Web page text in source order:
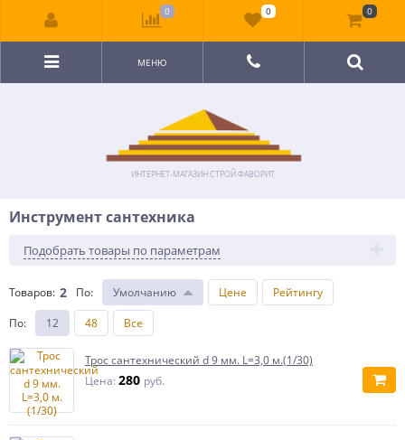
ИНТЕРНЕТ-МАГАЗИН СТРОЙ ФАВОРИТ
МЕНЮ
Инструмент сантехника
Подобрать товары по параметрам
Товаров: 2 По: Умолчанию Цене
Рейтингу
По: 12 48 Все
Трос сантехнический d 9 мм. L=3,0 м.(1/30)
Цена: 280 руб.
0 0 0